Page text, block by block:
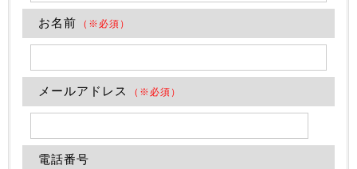
お名前 （※必須）
メールアドレス （※必須）
電話番号